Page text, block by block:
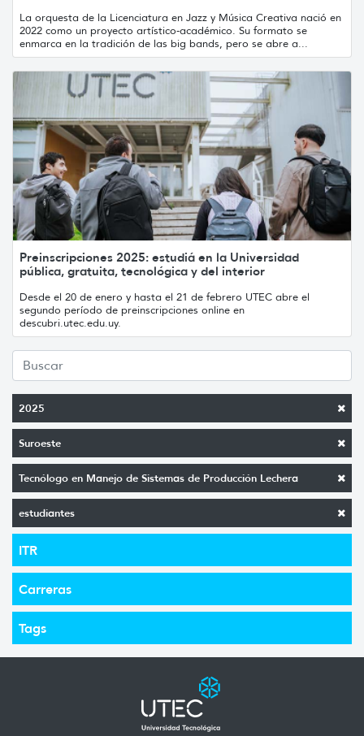
2025
Suroeste
Tecnólogo en Manejo de Sistemas de Producción Lechera
estudiantes
ITR
Carreras
Tags
La orquesta de la Licenciatura en Jazz y Música Creativa nació en
2022 como un proyecto artístico-académico. Su formato se
enmarca en la tradición de las big bands, pero se abre a...
Preinscripciones 2025: estudiá en la Universidad
pública, gratuita, tecnológica y del interior
Desde el 20 de enero y hasta el 21 de febrero UTEC abre el
segundo período de preinscripciones online en
descubri.utec.edu.uy.